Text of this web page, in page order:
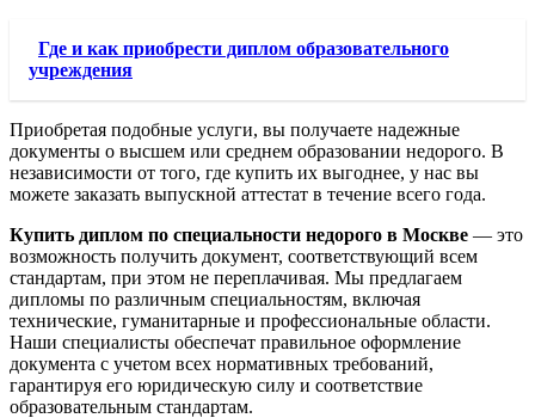
Где и как приобрести диплом образовательного
учреждения
Приобретая подобные услуги, вы получаете надежные
документы о высшем или среднем образовании недорого. В
независимости от того, где купить их выгоднее, у нас вы
можете заказать выпускной аттестат в течение всего года.
Купить диплом по специальности недорого в Москве — это
возможность получить документ, соответствующий всем
стандартам, при этом не переплачивая. Мы предлагаем
дипломы по различным специальностям, включая
технические, гуманитарные и профессиональные области.
Наши специалисты обеспечат правильное оформление
документа с учетом всех нормативных требований,
гарантируя его юридическую силу и соответствие
образовательным стандартам.